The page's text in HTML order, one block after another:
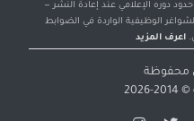
دوره الإعلامي عند إعادة النشر —
الوظيفية الواردة في الضوابط
اعرف المزيد
محفوظة
© 2014-2026